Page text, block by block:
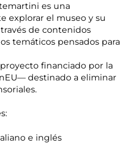
es una
explorar el museo y su
de contenidos
temáticos pensados para
financiado por la
destinado a eliminar
e inglés